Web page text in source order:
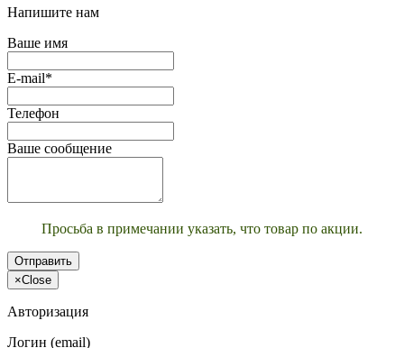
Напишите нам
Ваше имя
E-mail*
Телефон
Ваше сообщение
Просьба в примечании указать, что товар по акции.
Отправить
×Close
Авторизация
Логин (email)